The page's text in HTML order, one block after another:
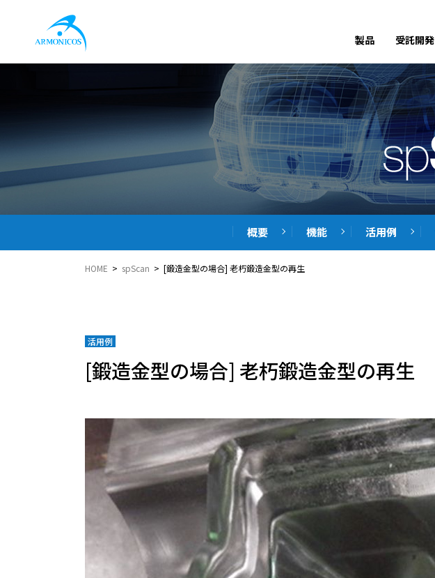
製品 受託開発
概要 機能 活用例
HOME > spScan > [鍛造金型の場合] 老朽鍛造金型の再生
活用例
[鍛造金型の場合] 老朽鍛造金型の再生